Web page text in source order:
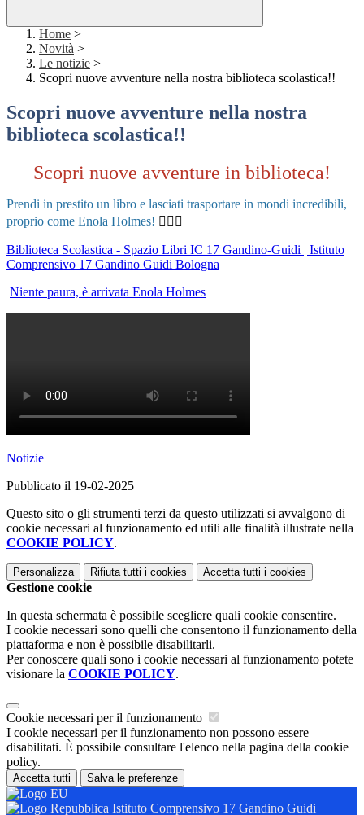
Home >
Novità >
Le notizie >
Scopri nuove avventure nella nostra biblioteca scolastica!!
Scopri nuove avventure nella nostra
biblioteca scolastica!!
Scopri nuove avventure in biblioteca!
Prendi in prestito un libro e lasciati trasportare in mondi incredibili,
proprio come Enola Holmes! 🕵️‍♀️📖
Biblioteca Scolastica - Spazio Libri IC 17 Gandino-Guidi | Istituto
Comprensivo 17 Gandino Guidi Bologna
Niente paura, è arrivata Enola Holmes
Notizie
Pubblicato il 19-02-2025
Questo sito o gli strumenti terzi da questo utilizzati si avvalgono di
cookie necessari al funzionamento ed utili alle finalità illustrate nella
COOKIE POLICY.
Personalizza Rifiuta tutti i cookies Accetta tutti i cookies
Gestione cookie
In questa schermata è possibile scegliere quali cookie consentire.
I cookie necessari sono quelli che consentono il funzionamento della
piattaforma e non è possibile disabilitarli.
Per conoscere quali sono i cookie necessari al funzionamento potete
visionare la COOKIE POLICY.
Cookie necessari per il funzionamento
I cookie necessari per il funzionamento non possono essere
disabilitati. È possibile consultare l'elenco nella pagina della cookie
policy.
Accetta tutti Salva le preferenze
Istituto Comprensivo 17 Gandino Guidi